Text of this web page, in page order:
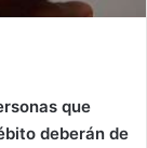
que
deberán de